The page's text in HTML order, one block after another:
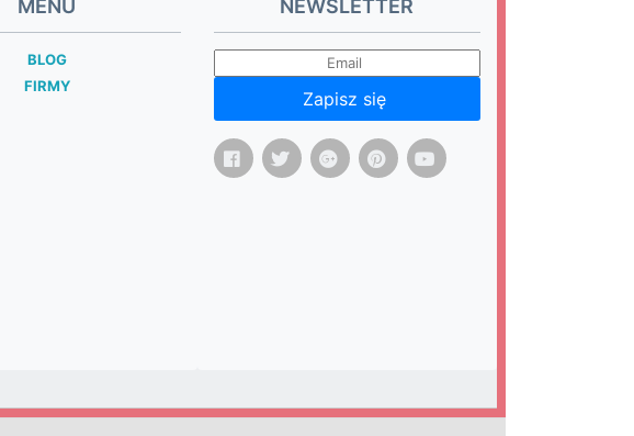
MENU
BLOG
FIRMY
NEWSLETTER
Zapisz się